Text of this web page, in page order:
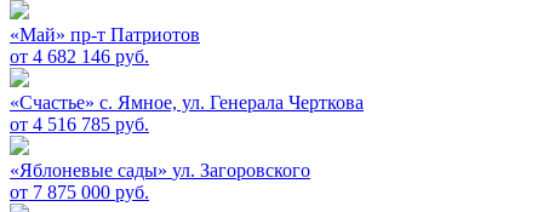
«Май» пр-т Патриотов
от 4 682 146 руб.
«Счастье» c. Ямное, ул. Генерала Черткова
от 4 516 785 руб.
«Яблоневые сады» ул. Загоровского
от 7 875 000 руб.